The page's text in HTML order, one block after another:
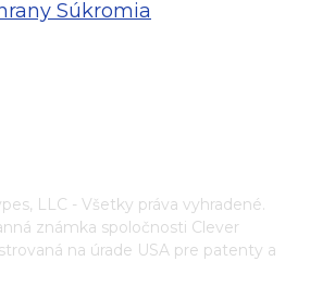
Súkromia
LLC - Všetky práva vyhradené.
známka spoločnosti Clever
na úrade USA pre patenty a